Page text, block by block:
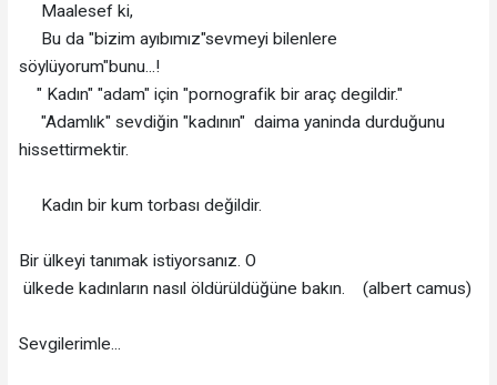
Maalesef ki,
Bu da "bizim ayıbımız"sevmeyi bilenlere
söylüyorum"bunu...!
" Kadın" "adam" için "pornografik bir araç degildir."
"Adamlık" sevdiğin "kadının" daima yaninda durduğunu
hissettirmektir.
Kadın bir kum torbası değildir.
Bir ülkeyi tanımak istiyorsanız. O
ülkede kadınların nasıl öldürüldüğüne bakın. (albert camus)
Sevgilerimle...